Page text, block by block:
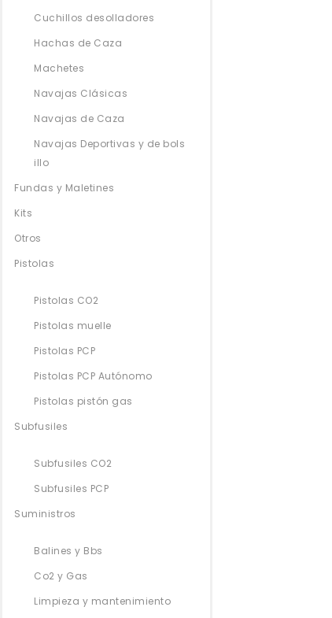
Cuchillos desolladores
Hachas de Caza
Machetes
Navajas Clásicas
Navajas de Caza
Navajas Deportivas y de bols
illo
Fundas y Maletines
Kits
Otros
Pistolas
Pistolas CO2
Pistolas muelle
Pistolas PCP
Pistolas PCP Autónomo
Pistolas pistón gas
Subfusiles
Subfusiles CO2
Subfusiles PCP
Suministros
Balines y Bbs
Co2 y Gas
Limpieza y mantenimiento